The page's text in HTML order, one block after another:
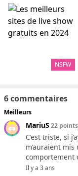
NSFW
6 commentaires
Meilleurs
MariuS 22
C’est triste, si
m’auraient
comportement
Il y a 3 ans